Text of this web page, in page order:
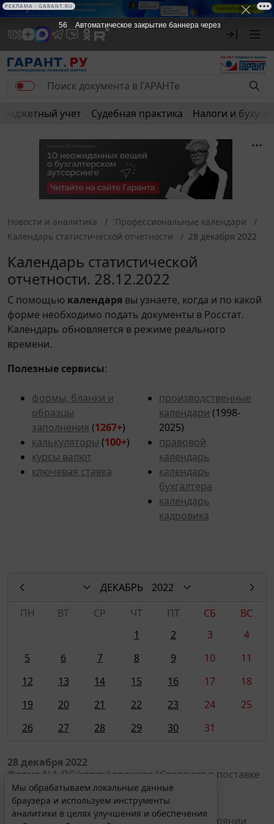
Бюджетный учет Судебная практика Налоги и
Новости и аналитика
Профессиональные календари
Календарь статистической отчетности
28 декабря 2022
Календарь статистической
отчетности. 28.12.2022
С помощью календаря вы узнаете, когда и по какой
форме необходимо подать документы в Росстат.
Календарь обновляется в режиме реального
времени.
Полезные сервисы:
формы, бланки и
образцы
заполнения (1267+)
калькуляторы (100+)
курсы валют
ключевая ставка
производственные
календари (1998-
2025)
правовой
календарь
календарь
бухгалтера
календарь
кадровика
ДЕКАБРЬ
2022
ПН
ВТ СР ЧТ ПТ СБ
ВС
1
2 3
4
5
6 7 8 9 10
11
12
13 14 15 16 17
18
19
20 21 22 23 24
25
26
27 28 29 30 31
28 декабря 2022
Форма N 1-ПС (уголь) срочная "Сведения о поставке
угля" (суточная)
ФормаN П-3"Сведения о финансовом состоянии
Мы обрабатываем локальные данные
браузера и используем инструменты
аналитики в целях улучшения и обеспечения
56 Автоматическое закрытие баннера через
РЕКЛАМА • GARANT.RU